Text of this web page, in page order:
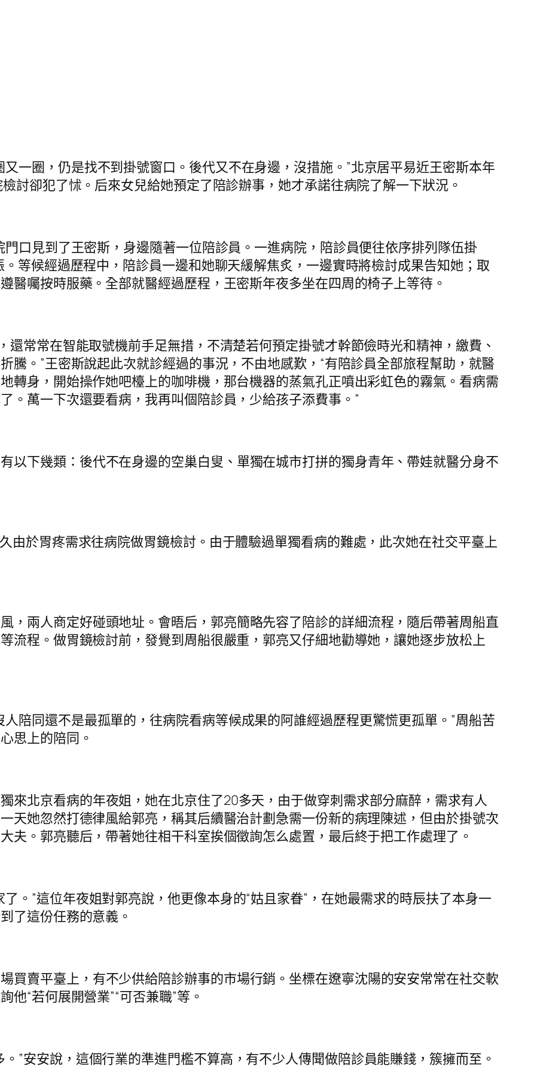
一圈，仍是找不到掛號窗口。後代又不在身邊，沒措施。”北京居平易近王密斯本年
討卻犯了怵。后來女兒給她預定了陪診辦事，她才承諾往病院了解一下狀況。
門口見到了王密斯，身邊隨著一位陪診員。一進病院，陪診員便往依序排列隊伍掛
等候經過歷程中，陪診員一邊和她聊天緩解焦炙，一邊實時將檢討成果告知她；取
醫囑按時服藥。全部就醫經過歷程，王密斯年夜多坐在四周的椅子上等待。
還常常在智能取號機前手足無措，不清楚若何預定掛號才幹節儉時光和精神，繳費、
騰。”王密斯說起此次就診經過的事況，不由地感歎，“有陪診員全部旅程幫助，就醫
轉身，開始操作她吧檯上的咖啡機，那台機器的蒸氣孔正噴出彩虹色的霧氣。看病需
。萬一下次還要看病，我再叫個陪診員，少給孩子添費事。”
以下幾類：後代不在身邊的空巢白叟、單獨在城市打拼的獨身青年、帶娃就醫分身不
由於胃疼需求往病院做胃鏡檢討。由于體驗過單獨看病的難處，此次她在社交平臺上
，兩人商定好碰頭地址。會晤后，郭亮簡略先容了陪診的詳細流程，隨后帶著周船直
流程。做胃鏡檢討前，發覺到周船很嚴重，郭亮又仔細地勸導她，讓她逐步放松上
陪同還不是最孤單的，往病院看病等候成果的阿誰經過歷程更驚慌更孤單。”周船苦
思上的陪同。
來北京看病的年夜姐，她在北京住了20多天，由于做穿刺需求部分麻醉，需求有人
天她忽然打德律風給郭亮，稱其后續醫治計劃急需一份新的病理陳述，但由於掛號次
夫。郭亮聽后，帶著她往相干科室挨個徵詢怎么處置，最后終于把工作處理了。
。”這位年夜姐對郭亮說，他更像本身的“姑且家眷”，在她最需求的時辰扶了本身一
了這份任務的意義。
買賣平臺上，有不少供給陪診辦事的市場行銷。坐標在遼寧沈陽的安安常常在社交軟
“若何展開營業”“可否兼職”等。
”安安說，這個行業的準進門檻不算高，有不少人傳聞做陪診員能賺錢，簇擁而至。